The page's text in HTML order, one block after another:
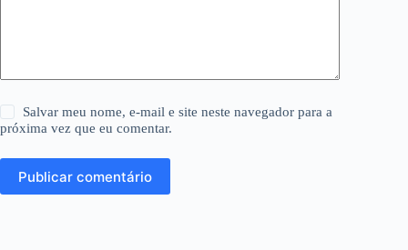
Salvar meu nome, e-mail e site neste navegador para a
próxima vez que eu comentar.
Publicar comentário